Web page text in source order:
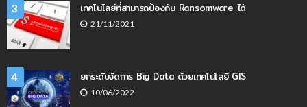
3 เทคโนโลยีที่สามารถป้องกัน Ransomware ได้
21/11/2021
4 ยกระดับจัดการ Big Data ด้วยเทคโนโลยี GIS
10/06/2022